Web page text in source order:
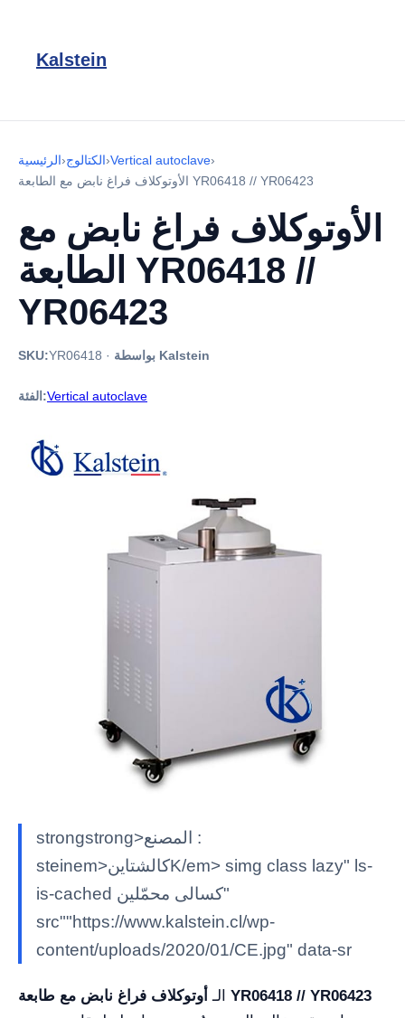
Kalstein
الرئيسية›الكتالوج›Vertical autoclave›
الأوتوكلاف فراغ نابض مع الطابعة YR06418 // YR06423
الأوتوكلاف فراغ نابض مع
الطابعة YR06418 //
YR06423
SKU:YR06418 · بواسطة Kalstein
الفئة:Vertical autoclave
strongstrong>المصنع :
steinem>كالشتاينK/em> simg class lazy" ls-
is-cached كسالى محمّلين"
src""https://www.kalstein.cl/wp-
content/uploads/2020/01/CE.jpg" data-sr
الـ أوتوكلاف فراغ نابض مع طابعة YR06418 // YR06423